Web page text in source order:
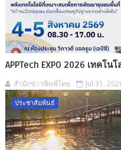
APPTech EXPO 2026 เทคโ
สำนักข่าวพิมพ์ไทย Jul 31,
ประชาสัมพันธ์